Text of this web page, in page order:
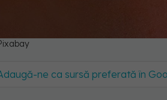
ne ca sursă preferată în